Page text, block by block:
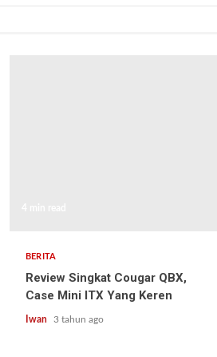
BERITA
Review Singkat Cougar QBX,
Case Mini ITX Yang Keren
Iwan 3 tahun ago